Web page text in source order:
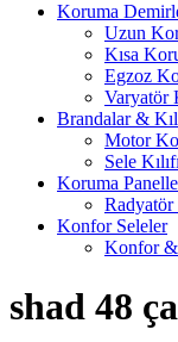
Koruma
Uzun
Kısa
Egzoz
Varyatör
Brandalar &
Motor
Sele Kılıfı
Koruma
Radyatör
Konfor Seleler
Konfor &
shad 48